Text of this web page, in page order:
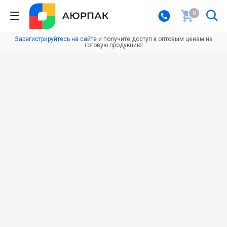
0
Зарегистрируйтесь на сайтеи получите доступ к оптовым ценам на
готовую продукцию!